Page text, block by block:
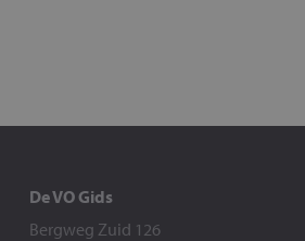
De VO Gids
Bergweg Zuid 126